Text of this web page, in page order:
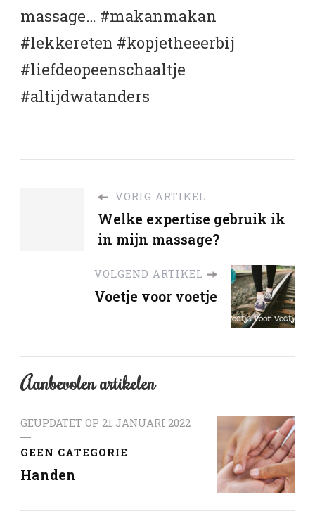
massage… #makanmakan
#lekkereten #kopjetheeerbij
#liefdeopeenschaaltje
#altijdwatanders
VORIG ARTIKEL
Welke expertise gebruik ik
in mijn massage?
VOLGEND ARTIKEL
Voetje voor voetje
Aanbevolen artikelen
GEÜPDATET OP 21 JANUARI 2022
GEEN CATEGORIE
Handen